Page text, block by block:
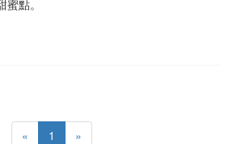
點。
« 1 »